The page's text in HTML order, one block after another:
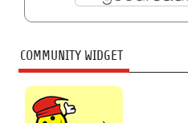
COMMUNITY WIDGET